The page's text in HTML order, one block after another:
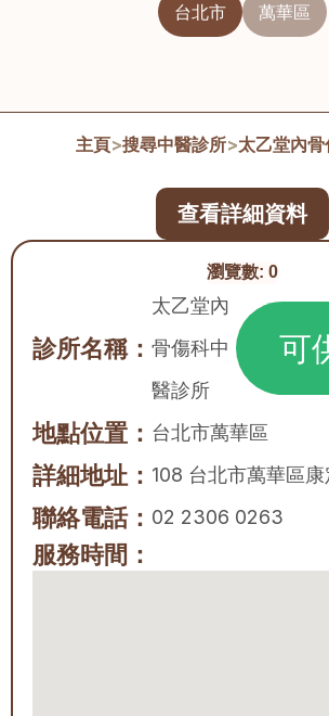
台北市 萬華區
主頁>搜尋中醫診所>太乙堂內
瀏覽數: 0
診所名稱：
太乙堂內
骨傷科中
醫診所
可
地點位置： 台北市萬華區
詳細地址： 108 台北市萬華區
聯絡電話： 02 2306 0263
服務時間：
查看詳細資料